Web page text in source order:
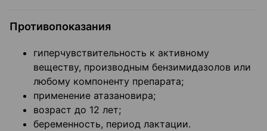
Противопоказания
гиперчувствительность к активному
веществу, производным бензимидазолов или
любому компоненту препарата;
применение атазановира;
возраст до 12 лет;
беременность, период лактации.